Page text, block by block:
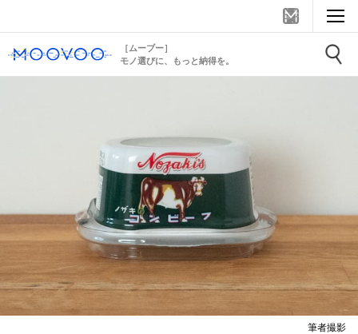
［ムーブー］
モノ選びに、もっと納得を。
筆者撮影